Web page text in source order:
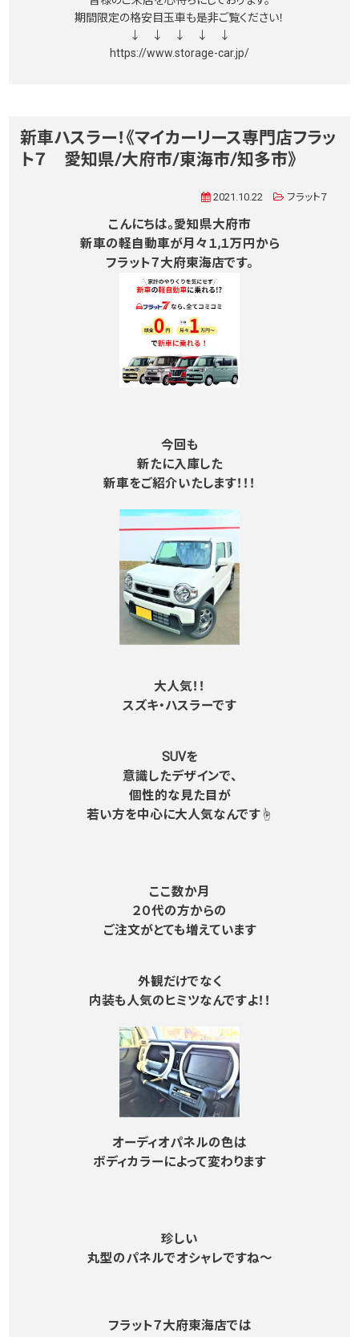
期間限定の格安目玉車も是非ご覧ください！
↓ ↓ ↓ ↓ ↓
https://www.storage-car.jp/
新車ハスラー！《マイカーリース専門店フラッ
ト７ 愛知県/大府市/東海市/知多市》
2021.10.22 フラット７
こんにちは。愛知県大府市
新車の軽自動車が月々１,１万円から
フラット７大府東海店です。
今回も
新たに入庫した
新車をご紹介いたします！！！
大人気！！
スズキ・ハスラーです
SUVを
意識したデザインで、
個性的な見た目が
若い方を中心に大人気なんです☝
ここ数か月
２０代の方からの
ご注文がとても増えています
外観だけでなく
内装も人気のヒミツなんですよ！！
オーディオパネルの色は
ボディカラーによって変わります
珍しい
丸型のパネルでオシャレですね～
フラット７大府東海店では